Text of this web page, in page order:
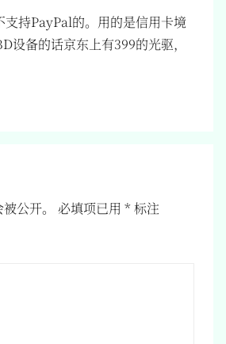
支持PayPal的。用的是信用卡境
设备的话京东上有399的光驱，
公开。 必填项已用 *标注